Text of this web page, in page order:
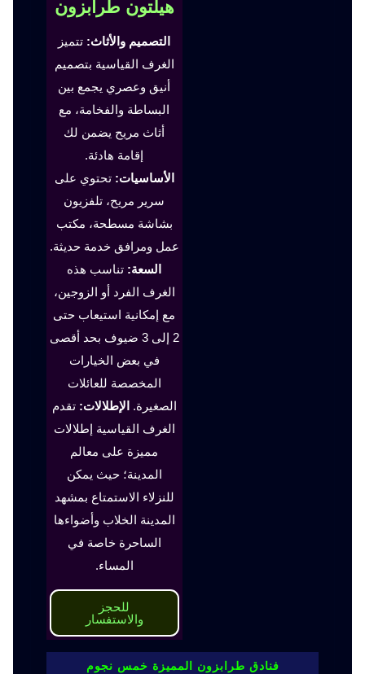
هيلتون طرابزون
التصميم والأثاث: تتميز
الغرف القياسية بتصميم
أنيق وعصري يجمع بين
البساطة والفخامة، مع
أثاث مريح يضمن لك
إقامة هادئة.
الأساسيات: تحتوي على
سرير مريح، تلفزيون
بشاشة مسطحة، مكتب
عمل ومرافق خدمة حديثة.
السعة: تناسب هذه
الغرف الفرد أو الزوجين،
مع إمكانية استيعاب حتى
2 إلى 3 ضيوف بحد أقصى
في بعض الخيارات
المخصصة للعائلات
الصغيرة. الإطلالات: تقدم
الغرف القياسية إطلالات
مميزة على معالم
المدينة؛ حيث يمكن
للنزلاء الاستمتاع بمشهد
المدينة الخلاب وأضواءها
الساحرة خاصة في
المساء.
للحجز
والاستفسار
فنادق طرابزون المميزة خمس نجوم